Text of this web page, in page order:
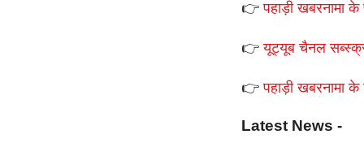
👉पहाड़ी
👉यूट्यूब चैनल
👉पहाड़ी खबरनामा
Latest News -